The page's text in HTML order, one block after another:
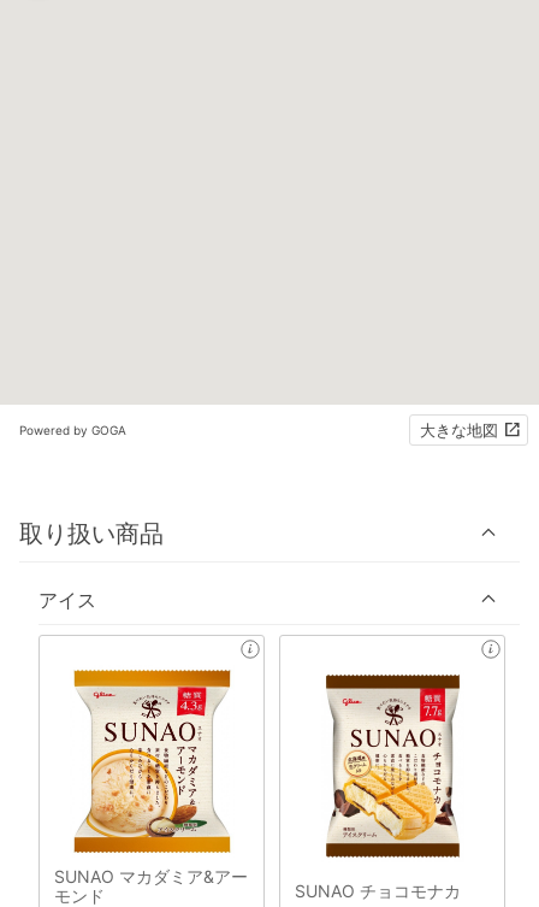
Powered by GOGA 大きな地図
取り扱い商品
アイス
SUNAO マカダミア&アー
モンド
SUNAO チョコモナカ